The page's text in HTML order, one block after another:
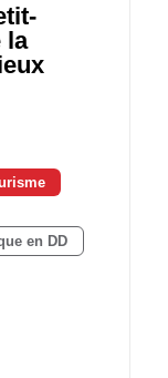
la
en DD